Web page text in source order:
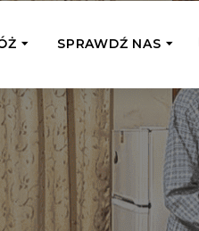
w których
Przekaż Kalorie
Podaruj dziecku posiłek z
Dziecka
SPRAWDŹ NAS
Zespół
Poznaj
Ciebie wsparcia
Jak pomagamy